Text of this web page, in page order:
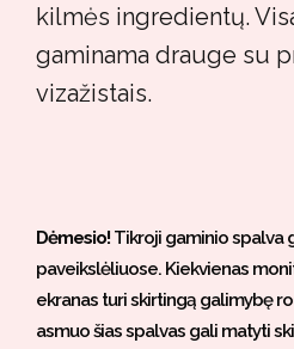
kilmės ingredientų.
gaminama drauge su
vizažistais.
Dėmesio! Tikroji gaminio spalva
paveikslėliuose. Kiekvienas
ekranas turi skirtingą galimybę
asmuo šias spalvas gali matyti